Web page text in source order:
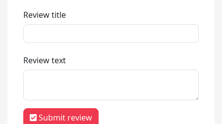
Review title
Review text
Submit review